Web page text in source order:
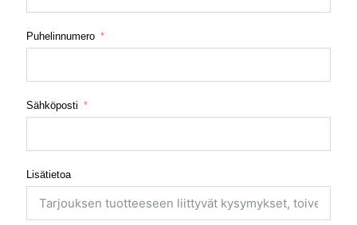
Puhelinnumero
Sähköposti
Lisätietoa